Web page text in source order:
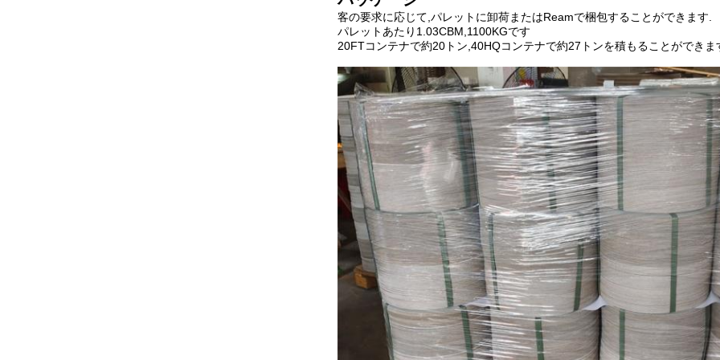
客の要求に応じて,パレットに卸荷またはReamで梱包することができます.
パレットあたり1.03CBM,1100KGです
20FTコンテナで約20トン,40HQコンテナで約27トンを積もることができま